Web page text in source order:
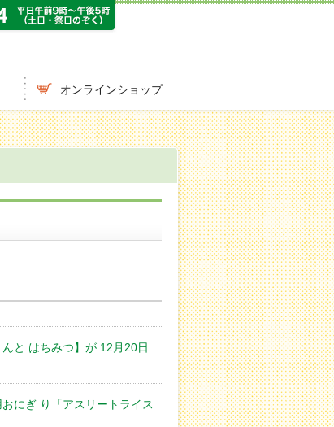
オンラインショップ
と はちみつ】が 12月20日
にぎ り「アスリートライス